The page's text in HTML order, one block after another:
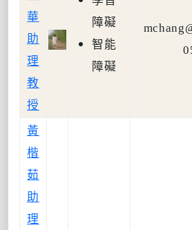
華
助
理
教
授
障礙
智能
障礙
黃
楷
茹
助
理